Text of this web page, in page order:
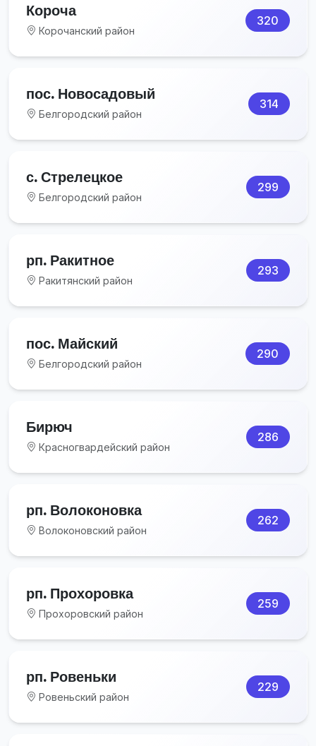
Короча
Корочанский район
320
пос. Новосадовый
Белгородский район
314
с. Стрелецкое
Белгородский район
299
рп. Ракитное
Ракитянский район
293
пос. Майский
Белгородский район
290
Бирюч
Красногвардейский район
286
рп. Волоконовка
Волоконовский район
262
рп. Прохоровка
Прохоровский район
259
рп. Ровеньки
Ровеньский район
229